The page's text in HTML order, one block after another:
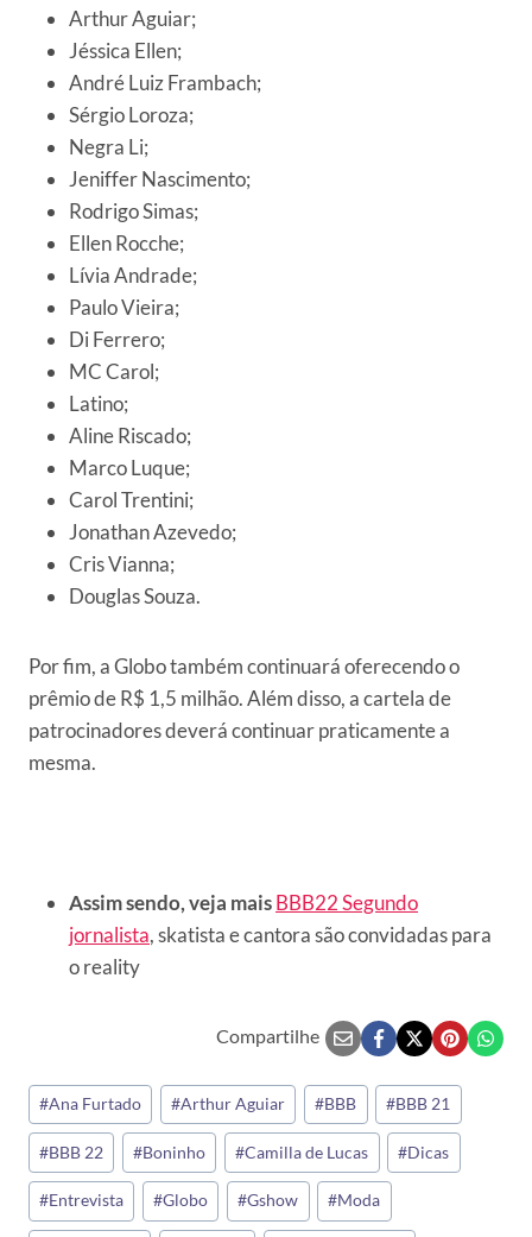
Arthur Aguiar;
Jéssica Ellen;
André Luiz Frambach;
Sérgio Loroza;
Negra Li;
Jeniffer Nascimento;
Rodrigo Simas;
Ellen Rocche;
Lívia Andrade;
Paulo Vieira;
Di Ferrero;
MC Carol;
Latino;
Aline Riscado;
Marco Luque;
Carol Trentini;
Jonathan Azevedo;
Cris Vianna;
Douglas Souza.
Por fim, a Globo também continuará oferecendo o
prêmio de R$ 1,5 milhão. Além disso, a cartela de
patrocinadores deverá continuar praticamente a
mesma.
Assim sendo, veja maisBBB22 Segundo
jornalista, skatista e cantora são convidadas para
o reality
Compartilhe
Tags
do
Post:
#Ana Furtado #Arthur Aguiar #BBB #BBB 21
#BBB 22 #Boninho #Camilla de Lucas #Dicas
#Entrevista #Globo #Gshow #Moda